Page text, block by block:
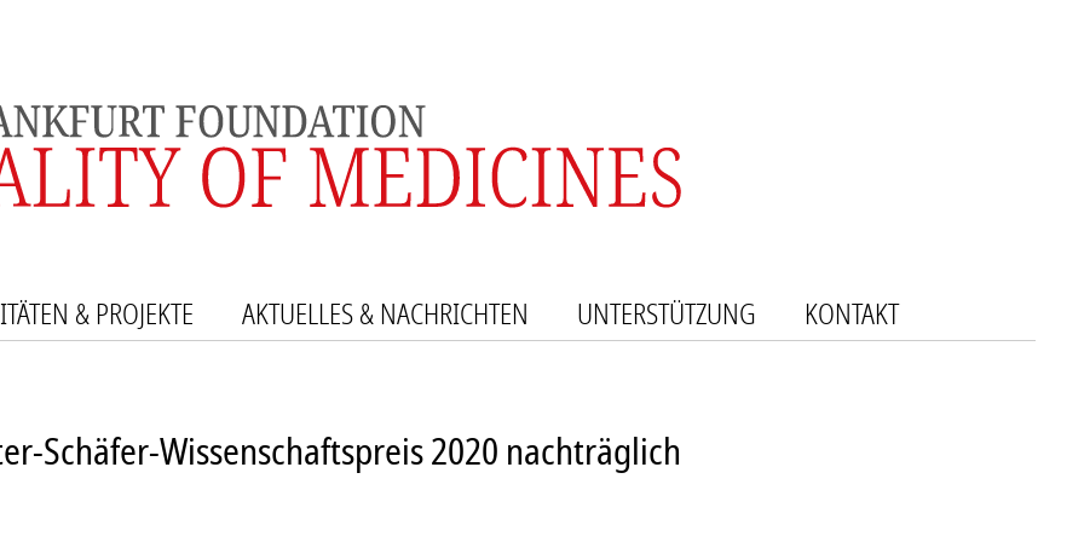
& PROJEKTE
AKTUELLES & NACHRICHTEN UNTERSTÜTZUNG KONTAKT
Schäfer-Wissenschaftspreis 2020 nachträglich